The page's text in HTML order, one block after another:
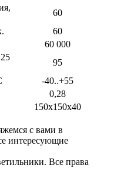
60
60
60 000
95
-40..+55
0,28
150х150х40
с вами в
интересующие
Все права